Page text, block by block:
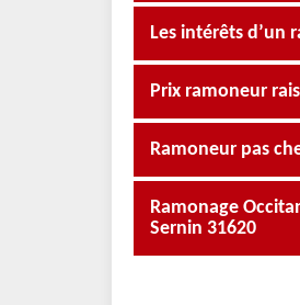
Les intérêts d’un
Prix ramoneur
Ramoneur pas
Ramonage
Sernin 31620